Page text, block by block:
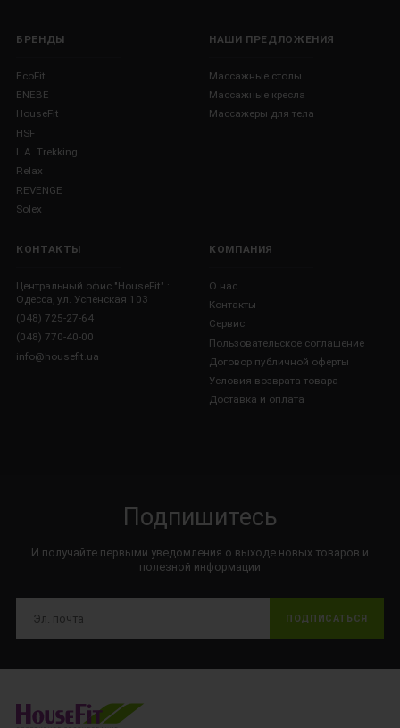
БРЕНДЫ
EcoFit
ENEBE
HouseFit
HSF
L.A. Trekking
Relax
REVENGE
Solex
НАШИ ПРЕДЛОЖЕНИЯ
Массажные столы
Массажные кресла
Массажеры для тела
КОНТАКТЫ
Центральный офис "HouseFit" :
Одесса, ул. Успенская 103
(048) 725-27-64
(048) 770-40-00
info@housefit.ua
КОМПАНИЯ
О нас
Контакты
Сервис
Пользовательское соглашение
Договор публичной оферты
Условия возврата товара
Доставка и оплата
Подпишитесь
И получайте первыми уведомления о выходе новых товаров и
полезной информации
ПОДПИСАТЬСЯ